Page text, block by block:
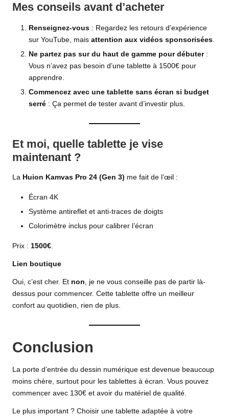
Mes conseils avant d’acheter
Renseignez-vous : Regardez les retours d’expérience
sur YouTube, mais attention aux vidéos sponsorisées.
Ne partez pas sur du haut de gamme pour débuter:
Vous n’avez pas besoin d’une tablette à 1500€ pour
apprendre.
Commencez avec une tablette sans écran si budget
serré : Ça permet de tester avant d’investir plus.
Et moi, quelle tablette je vise
maintenant ?
La Huion Kamvas Pro 24 (Gen 3) me fait de l’œil :
Écran 4K
Système antireflet et anti-traces de doigts
Colorimètre inclus pour calibrer l’écran
Prix : 1500€.
Lien boutique
Oui, c’est cher. Et non, je ne vous conseille pas de partir là-
dessus pour commencer. Cette tablette offre un meilleur
confort au quotidien, rien de plus.
Conclusion
La porte d’entrée du dessin numérique est devenue beaucoup
moins chère, surtout pour les tablettes à écran. Vous pouvez
commencer avec 130€ et avoir du matériel de qualité.
Le plus important ? Choisir une tablette adaptée à votre